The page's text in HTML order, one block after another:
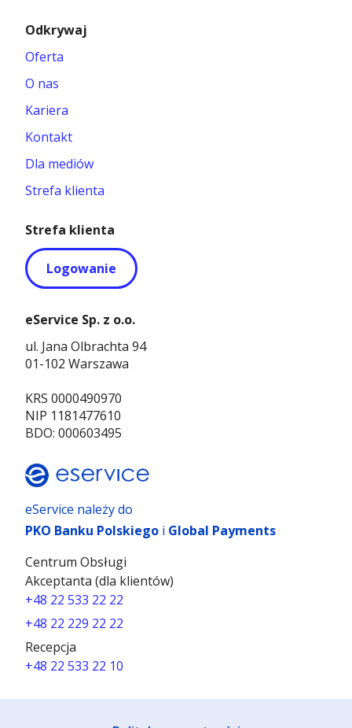
eService należy do
PKO Banku Polskiego i Global Payments
Centrum Obsługi
Akceptanta (dla klientów)
+48 22 533 22 22
+48 22 229 22 22
Recepcja
+48 22 533 22 10
Odkrywaj
Oferta
O nas
Kariera
Kontakt
Dla mediów
Strefa klienta
Strefa klienta
Logowanie
eService Sp. z o.o.
ul. Jana Olbrachta 94
01-102 Warszawa
KRS 0000490970
NIP 1181477610
BDO: 000603495